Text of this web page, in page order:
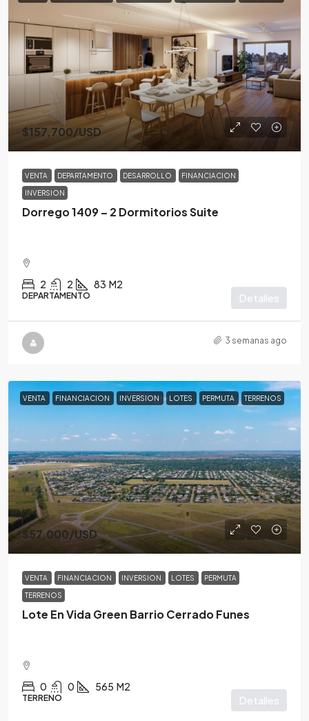
$157,700/USD
VENTA DEPARTAMENTO DESARROLLO FINANCIACION
INVERSION
Dorrego 1409 – 2 Dormitorios Suite
2 2 83 M2
DEPARTAMENTO Detalles
3 semanas ago
VENTA FINANCIACION INVERSION LOTES PERMUTA TERRENOS
$57,000/USD
VENTA FINANCIACION INVERSION LOTES PERMUTA
TERRENOS
Lote En Vida Green Barrio Cerrado Funes
0 0 565 M2
TERRENO Detalles